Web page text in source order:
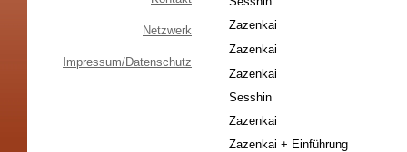
Zazenkai
Zazenkai
Zazenkai
Sesshin
Zazenkai
Zazenkai + Einführung
Netzwerk
Impressum/Datenschutz